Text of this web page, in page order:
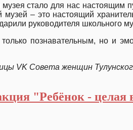
стало для нас настоящим
музей – это настоящий
руководителя школьного
познавательным, но и
VK Совета женщин
"Ребёнок -